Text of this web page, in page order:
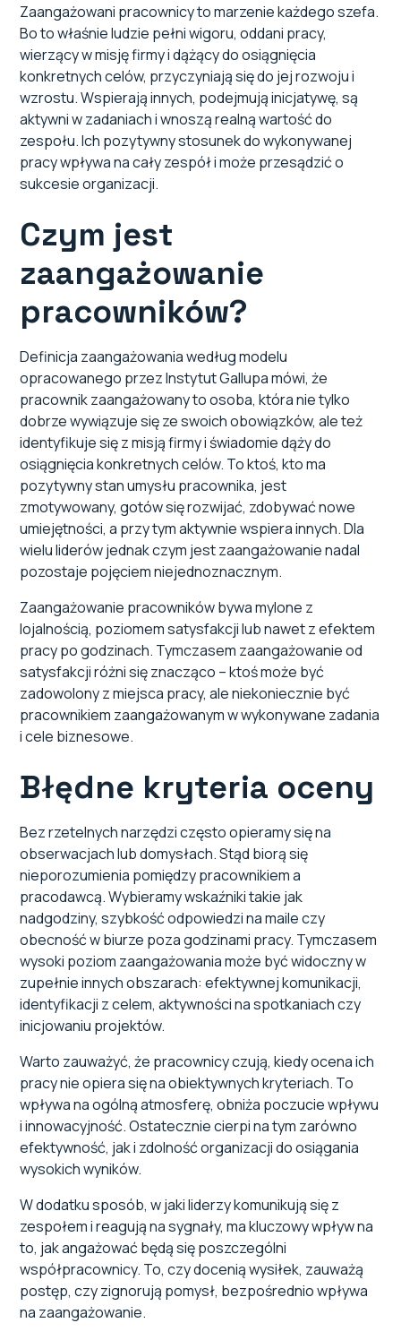
Zaangażowani pracownicy to marzenie każdego szefa.
Bo to właśnie ludzie pełni wigoru, oddani pracy,
wierzący w misję firmy i dążący do osiągnięcia
konkretnych celów, przyczyniają się do jej rozwoju i
wzrostu. Wspierają innych, podejmują inicjatywę, są
aktywni w zadaniach i wnoszą realną wartość do
zespołu. Ich pozytywny stosunek do wykonywanej
pracy wpływa na cały zespół i może przesądzić o
sukcesie organizacji.
Czym jest
zaangażowanie
pracowników?
Definicja zaangażowania według modelu
opracowanego przez Instytut Gallupa mówi, że
pracownik zaangażowany to osoba, która nie tylko
dobrze wywiązuje się ze swoich obowiązków, ale też
identyfikuje się z misją firmy i świadomie dąży do
osiągnięcia konkretnych celów. To ktoś, kto ma
pozytywny stan umysłu pracownika, jest
zmotywowany, gotów się rozwijać, zdobywać nowe
umiejętności, a przy tym aktywnie wspiera innych. Dla
wielu liderów jednak czym jest zaangażowanie nadal
pozostaje pojęciem niejednoznacznym.
Zaangażowanie pracowników bywa mylone z
lojalnością, poziomem satysfakcji lub nawet z efektem
pracy po godzinach. Tymczasem zaangażowanie od
satysfakcji różni się znacząco – ktoś może być
zadowolony z miejsca pracy, ale niekoniecznie być
pracownikiem zaangażowanym w wykonywane zadania
i cele biznesowe.
Błędne kryteria oceny
Bez rzetelnych narzędzi często opieramy się na
obserwacjach lub domysłach. Stąd biorą się
nieporozumienia pomiędzy pracownikiem a
pracodawcą. Wybieramy wskaźniki takie jak
nadgodziny, szybkość odpowiedzi na maile czy
obecność w biurze poza godzinami pracy. Tymczasem
wysoki poziom zaangażowania może być widoczny w
zupełnie innych obszarach: efektywnej komunikacji,
identyfikacji z celem, aktywności na spotkaniach czy
inicjowaniu projektów.
Warto zauważyć, że pracownicy czują, kiedy ocena ich
pracy nie opiera się na obiektywnych kryteriach. To
wpływa na ogólną atmosferę, obniża poczucie wpływu
i innowacyjność. Ostatecznie cierpi na tym zarówno
efektywność, jak i zdolność organizacji do osiągania
wysokich wyników.
W dodatku sposób, w jaki liderzy komunikują się z
zespołem i reagują na sygnały, ma kluczowy wpływ na
to, jak angażować będą się poszczególni
współpracownicy. To, czy docenią wysiłek, zauważą
postęp, czy zignorują pomysł, bezpośrednio wpływa
na zaangażowanie.